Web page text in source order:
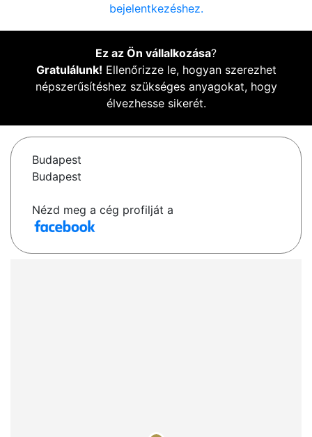
bejelentkezéshez.
Ez az Ön vállalkozása?
Gratulálunk! Ellenőrizze le, hogyan szerezhet
népszerűsítéshez szükséges anyagokat, hogy
élvezhesse sikerét.
Budapest
Budapest
Nézd meg a cég profilját a